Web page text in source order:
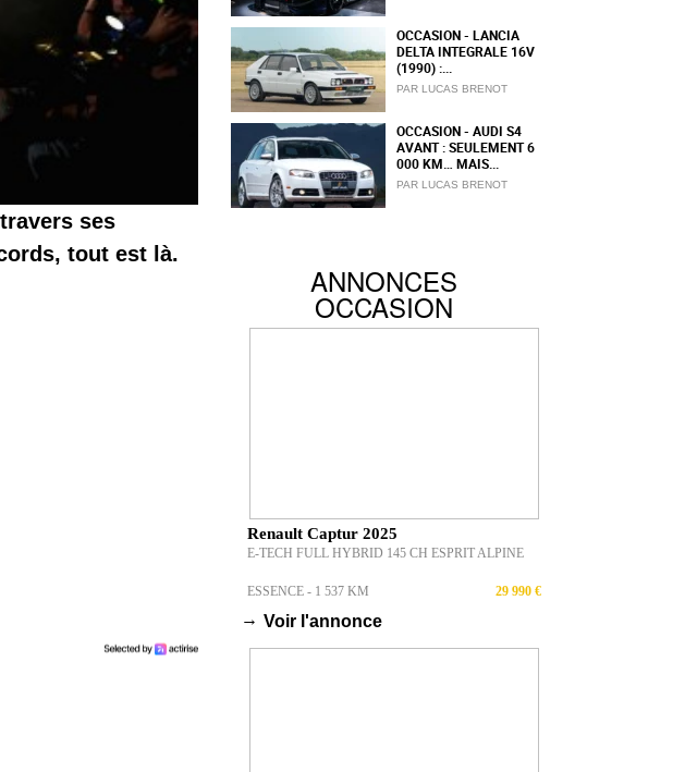
ses
tout est là.
OCCASION - LANCIA
DELTA INTEGRALE 16V
(1990) :...
PAR LUCAS BRENOT
OCCASION - AUDI S4
AVANT : SEULEMENT 6
000 KM… MAIS...
PAR LUCAS BRENOT
ANNONCES
OCCASION
Renault Captur 2025
E-TECH FULL HYBRID 145 CH ESPRIT ALPINE
ESSENCE - 1 537 KM 29 990 €
→ Voir l'annonce